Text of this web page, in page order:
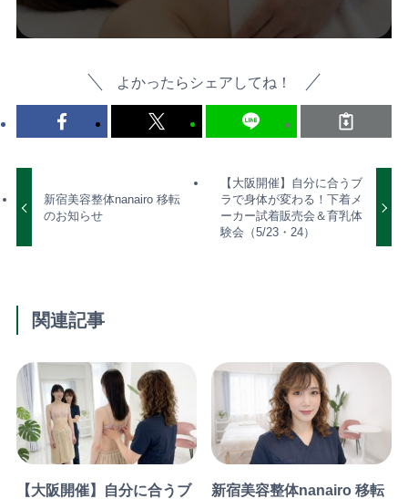
よかったらシェアしてね！
新宿美容整体nanairo 移転
のお知らせ
【大阪開催】自分に合うブ
ラで身体が変わる！下着メ
ーカー試着販売会＆育乳体
験会（5/23・24）
関連記事
【大阪開催】自分に合うブ
新宿美容整体nanairo 移転